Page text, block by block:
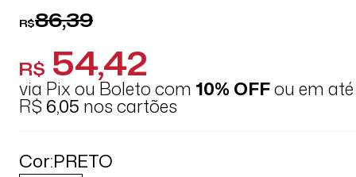
R$86,39
R$ 54,42
via Pix ou Boleto com 10% OFFou em
R$ 6,05 nos cartões
Cor:PRETO